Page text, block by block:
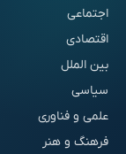
اجتماعی
اقتصادی
بین الملل
سیاسی
علمی و فناوری
فرهنگ و هنر